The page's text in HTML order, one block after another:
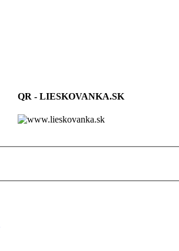
QR - LIESKOVANKA.SK